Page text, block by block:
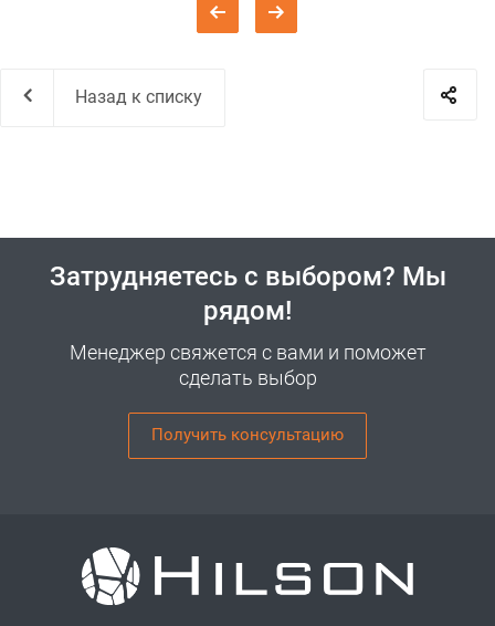
Назад к списку
Затрудняетесь с выбором? Мы
рядом!
Менеджер свяжется с вами и поможет
сделать выбор
Получить консультацию